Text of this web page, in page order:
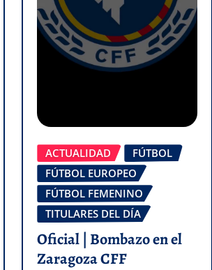
ACTUALIDAD
FÚTBOL
FÚTBOL EUROPEO
FÚTBOL FEMENINO
TITULARES DEL DÍA
Oficial | Bombazo en el
Zaragoza CFF